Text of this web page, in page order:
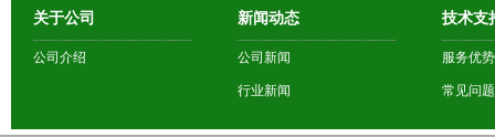
关于公司
公司介绍
新闻动态
公司新闻
行业新闻
技术支
服务优势
常见问题